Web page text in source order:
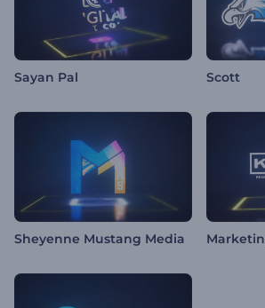
Sayan Pal Scott
Sheyenne Mustang Media